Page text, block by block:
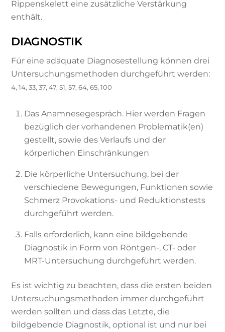
Rippenskelett eine zusätzliche Verstärkung
enthält.
DIAGNOSTIK
Für eine adäquate Diagnosestellung können drei
Untersuchungsmethoden durchgeführt werden:
4, 14, 33, 37, 47, 51, 57, 64, 65, 100
Das Anamnesegespräch. Hier werden Fragen
bezüglich der vorhandenen Problematik(en)
gestellt, sowie des Verlaufs und der
körperlichen Einschränkungen
Die körperliche Untersuchung, bei der
verschiedene Bewegungen, Funktionen sowie
Schmerz Provokations- und Reduktionstests
durchgeführt werden.
Falls erforderlich, kann eine bildgebende
Diagnostik in Form von Röntgen-, CT- oder
MRT-Untersuchung durchgeführt werden.
Es ist wichtig zu beachten, dass die ersten beiden
Untersuchungsmethoden immer durchgeführt
werden sollten und dass das Letzte, die
bildgebende Diagnostik, optional ist und nur bei